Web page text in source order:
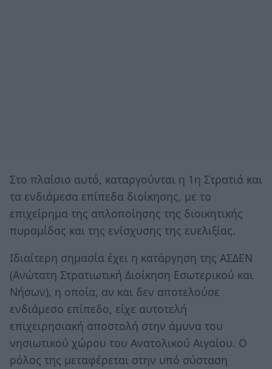
Στο πλαίσιο αυτό, καταργούνται η 1η Στρατιά και
τα ενδιάμεσα επίπεδα διοίκησης, με το
επιχείρημα της απλοποίησης της διοικητικής
πυραμίδας και της ενίσχυσης της ευελιξίας.
Ιδιαίτερη σημασία έχει η κατάργηση της ΑΣΔΕΝ
(Ανώτατη Στρατιωτική Διοίκηση Εσωτερικού και
Νήσων), η οποία, αν και δεν αποτελούσε
ενδιάμεσο επίπεδο, είχε αυτοτελή
επιχειρησιακή αποστολή στην άμυνα του
νησιωτικού χώρου του Ανατολικού Αιγαίου. Ο
ρόλος της μεταφέρεται στην υπό σύσταση